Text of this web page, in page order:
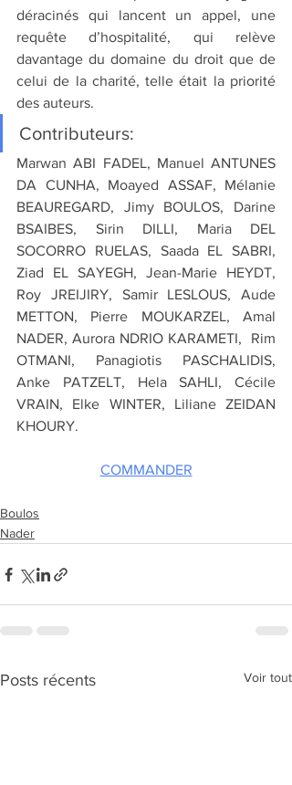
déracinés qui lancent un appel, une
requête d’hospitalité, qui relève
davantage du domaine du droit que de
celui de la charité, telle était la priorité
des auteurs.
Contributeurs:
Marwan ABI FADEL, Manuel ANTUNES
DA CUNHA, Moayed ASSAF, Mélanie
BEAUREGARD, Jimy BOULOS, Darine
BSAIBES, Sirin DILLI, Maria DEL
SOCORRO RUELAS, Saada EL SABRI,
Ziad EL SAYEGH, Jean-Marie HEYDT,
Roy JREIJIRY, Samir LESLOUS, Aude
METTON, Pierre MOUKARZEL, Amal
NADER, Aurora NDRIO KARAMETI,  Rim
OTMANI, Panagiotis PASCHALIDIS,
Anke PATZELT, Hela SAHLI, Cécile
VRAIN, Elke WINTER, Liliane ZEIDAN
KHOURY.
COMMANDER
Boulos
Nader
Posts récents Voir tout